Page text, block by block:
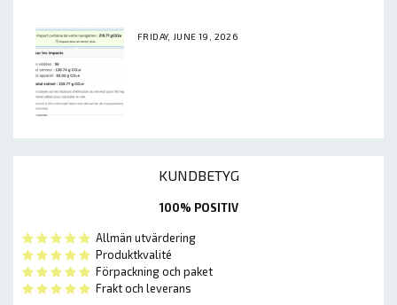
FRIDAY, JUNE 19, 2026
KUNDBETYG
100% POSITIV
Allmän utvärdering
Produktkvalité
Förpackning och paket
Frakt och leverans